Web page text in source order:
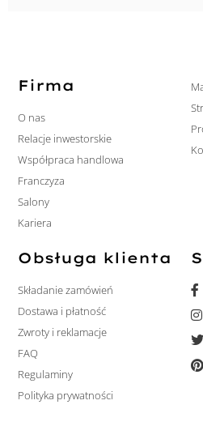
Firma
O nas
Relacje inwestorskie
Współpraca handlowa
Franczyza
Salony
Kariera
Obsługa klienta
Składanie zamówień
Dostawa i płatność
Zwroty i reklamacje
FAQ
Regulaminy
Polityka prywatności